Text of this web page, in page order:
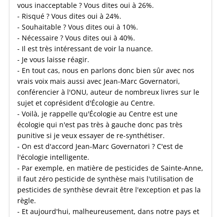
vous inacceptable ? Vous dites oui à 26%.
- Risqué ? Vous dites oui à 24%.
- Souhaitable ? Vous dites oui à 10%.
- Nécessaire ? Vous dites oui à 40%.
- Il est très intéressant de voir la nuance.
- Je vous laisse réagir.
- En tout cas, nous en parlons donc bien sûr avec nos
vrais voix mais aussi avec Jean-Marc Governatori,
conférencier à l'ONU, auteur de nombreux livres sur le
sujet et coprésident d'Écologie au Centre.
- Voilà, je rappelle qu'Écologie au Centre est une
écologie qui n'est pas très à gauche donc pas très
punitive si je veux essayer de re-synthétiser.
- On est d'accord Jean-Marc Governatori ? C'est de
l'écologie intelligente.
- Par exemple, en matière de pesticides de Sainte-Anne,
il faut zéro pesticide de synthèse mais l'utilisation de
pesticides de synthèse devrait être l'exception et pas la
règle.
- Et aujourd'hui, malheureusement, dans notre pays et